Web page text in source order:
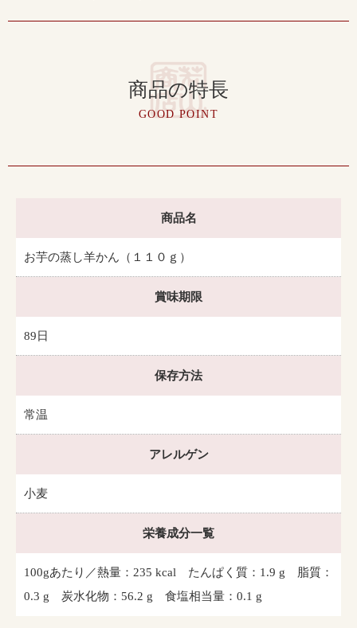
商品の特長
GOOD POINT
商品名
お芋の蒸し羊かん（１１０ｇ）
賞味期限
89日
保存方法
常温
アレルゲン
小麦
栄養成分一覧
100gあたり／熱量：235 kcal たんぱく質：1.9 g 脂質：
0.3 g 炭水化物：56.2 g 食塩相当量：0.1 g